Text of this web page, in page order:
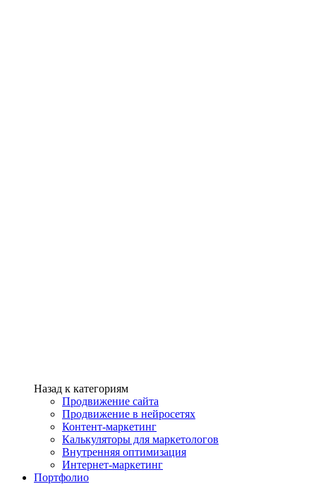
Назад к категориям
Продвижение сайта
Продвижение в нейросетях
Контент-маркетинг
Калькуляторы для маркетологов
Внутренняя оптимизация
Интернет-маркетинг
Портфолио